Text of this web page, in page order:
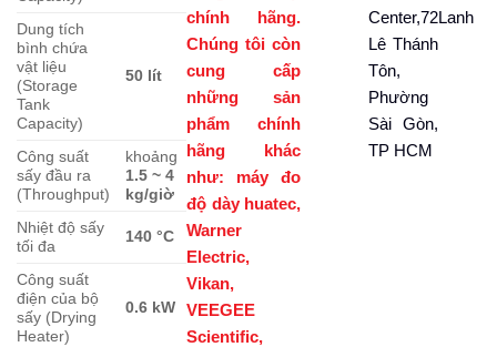
Dung tích
bình chứa
vật liệu
(Storage
Tank
Capacity)
50 lít
Công suất
sấy đầu ra
(Throughput)
khoảng
1.5 ~ 4
kg/giờ
Nhiệt độ sấy
tối đa
140 °C
Công suất
điện của bộ
sấy (Drying
Heater)
0.6 kW
chính hãng.
Chúng tôi còn
cung cấp
những sản
phẩm chính
hãng khác
như: máy đo
độ dày huatec,
Warner
Electric,
Vikan,
VEEGEE
Scientific,
Center,72
Lê Thánh
Tôn,
Phường
Sài Gòn,
TP HCM
Lanh